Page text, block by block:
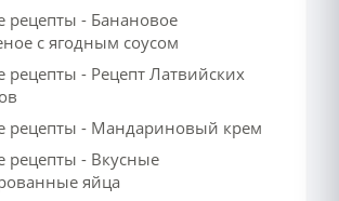
рецепты - Банановое
с ягодным соусом
- Рецепт Латвийских
рецепты - Мандариновый крем
рецепты - Вкусные
яйца